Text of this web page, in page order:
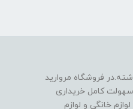
فعالیت داشته.در فروشگاه مروارید
سهولت کامل خریداری
خانگی و لوازم